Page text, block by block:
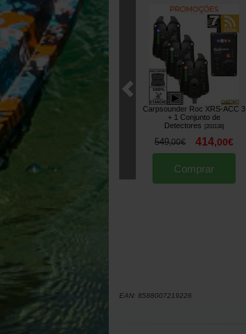
Carpsounder Roc XRS-ACC 3
+ 1 Conjunto de
Detectores
203138]
549,00€ 414,00€
Comprar
EAN: 8588007219226